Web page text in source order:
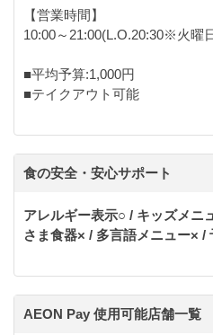
【営業時間】
10:00～21:00(L.O.20:30※火曜
■平均予算:1,000円
■テイクアウト可能
食の安全・安心サポート
アレルギー表示○ / キッズメニ
さま食器× / 多言語メニュー× /
AEON Pay 使用可能店舗一覧